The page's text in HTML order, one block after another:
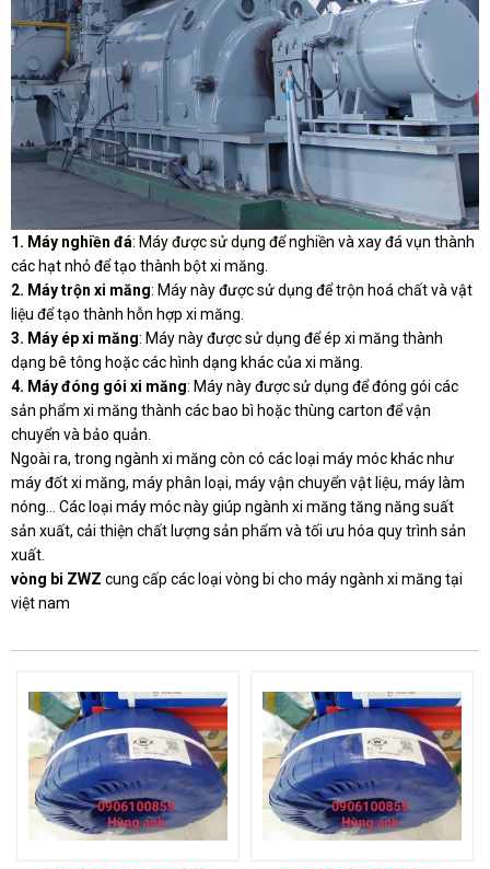
1. Máy nghiền đá: Máy được sử dụng để nghiền và xay đá vụn thành
các hạt nhỏ để tạo thành bột xi măng.
2. Máy trộn xi măng: Máy này được sử dụng để trộn hoá chất và vật
liệu để tạo thành hỗn hợp xi măng.
3. Máy ép xi măng: Máy này được sử dụng để ép xi măng thành
dạng bê tông hoặc các hình dạng khác của xi măng.
4. Máy đóng gói xi măng: Máy này được sử dụng để đóng gói các
sản phẩm xi măng thành các bao bì hoặc thùng carton để vận
chuyển và bảo quản.
Ngoài ra, trong ngành xi măng còn có các loại máy móc khác như
máy đốt xi măng, máy phân loại, máy vận chuyển vật liệu, máy làm
nóng... Các loại máy móc này giúp ngành xi măng tăng năng suất
sản xuất, cải thiện chất lượng sản phẩm và tối ưu hóa quy trình sản
xuất.
vòng bi ZWZ cung cấp các loại vòng bi cho máy ngành xi măng tại
việt nam